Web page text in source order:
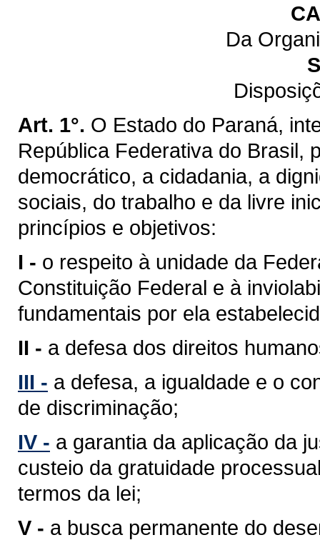
Da
Art. 1°. O Estado do Paraná,
República Federativa do Brasil,
democrático, a cidadania, a
sociais, do trabalho e da livre
princípios e objetivos:
I - o respeito à unidade da
Constituição Federal e à
fundamentais por ela
II - a defesa dos direitos
III - a defesa, a igualdade e o
de discriminação;
IV - a garantia da aplicação da
custeio da gratuidade
termos da lei;
V - a busca permanente do